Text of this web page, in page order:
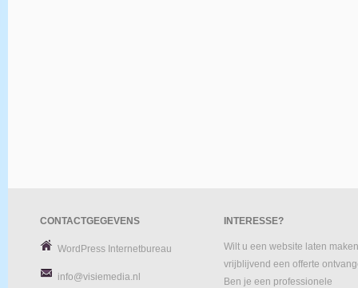
CONTACTGEGEVENS
WordPress Internetbureau
info@visiemedia.nl
INTERESSE?
Wilt u een website laten
vrijblijvend een offerte
Ben je een professionele